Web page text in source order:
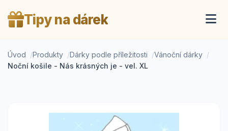
Tipy na dárek
Úvod Produkty Dárky podle příležitosti
Vánoční dárky
Noční košile - Nás krásných je - vel. XL